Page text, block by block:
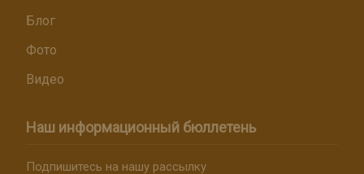
Блог
Фото
Видео
Наш информационный бюллетень
Подпишитесь на нашу рассылку